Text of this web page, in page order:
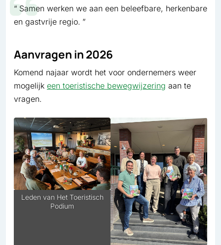
Samen werken we aan een beleefbare, herkenbare
en gastvrije regio.
Aanvragen in 2026
Komend najaar wordt het voor ondernemers weer
mogelijk een toeristische bewegwijzering aan te
vragen.
Leden van Het Toeristisch
Podium